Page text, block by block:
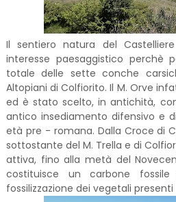
Il sentiero natura del
interesse paesaggistico perchè
totale delle sette conche
Altopiani di Colfiorito. Il M. Orve
ed è stato scelto, in antichità,
antico insediamento difensivo e
età pre - romana. Dalla Croce di
sottostante del M. Trella e di
attiva, fino alla metà del
costituisce un carbone
fossilizzazione dei vegetali